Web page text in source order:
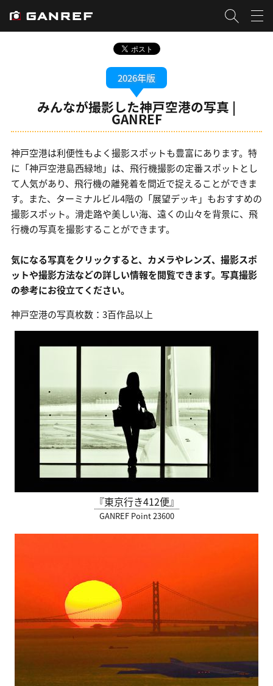
2026年版
みんなが撮影した神戸空港の写真 |
GANREF
神戸空港は利便性もよく撮影スポットも豊富にあります。特
に「神戸空港島西緑地」は、飛行機撮影の定番スポットとし
て人気があり、飛行機の離発着を間近で捉えることができま
す。また、ターミナルビル4階の「展望デッキ」もおすすめの
撮影スポット。滑走路や美しい海、遠くの山々を背景に、飛
行機の写真を撮影することができます。
気になる写真をクリックすると、カメラやレンズ、撮影スポ
ットや撮影方法などの詳しい情報を閲覧できます。写真撮影
の参考にお役立てください。
神戸空港の写真枚数：3百作品以上
『東京行き412便』
GANREF Point 23600